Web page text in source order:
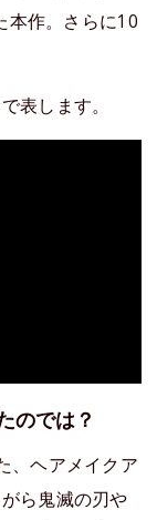
本作。さらに10
表します。
のでは？
、ヘアメイクア
ら鬼滅の刃や